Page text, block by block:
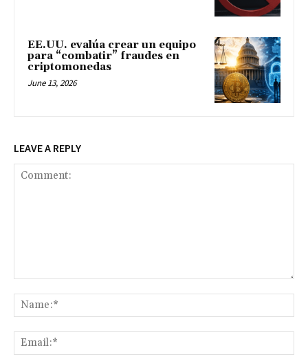
EE.UU. evalúa crear un equipo
para “combatir” fraudes en
criptomonedas
June 13, 2026
LEAVE A REPLY